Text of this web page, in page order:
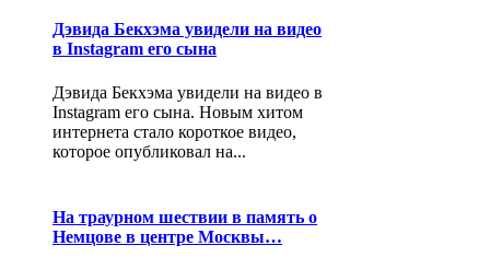
Дэвида Бекхэма увидели на видео
в Instagram его сына
Дэвида Бекхэма увидели на видео в
Instagram его сына. Новым хитом
интернета стало короткое видео,
которое опубликовал на...
На траурном шествии в память о
Немцове в центре Москвы…